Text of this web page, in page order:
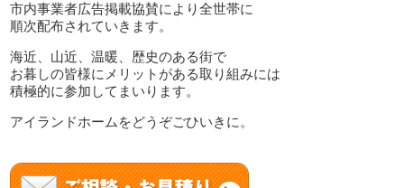
市内事業者広告掲載協賛により全世帯に
順次配布されていきます。
海近、山近、温暖、歴史のある街で
お暮しの皆様にメリットがある取り組みには
積極的に参加してまいります。
アイランドホームをどうぞごひいきに。